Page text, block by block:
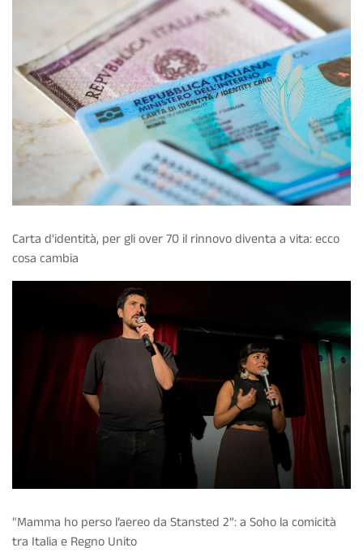
Carta d'identità, per gli over 70 il rinnovo diventa a vita: ecco
cosa cambia
"Mamma ho perso l’aereo da Stansted 2”: a Soho la comicità
tra Italia e Regno Unito